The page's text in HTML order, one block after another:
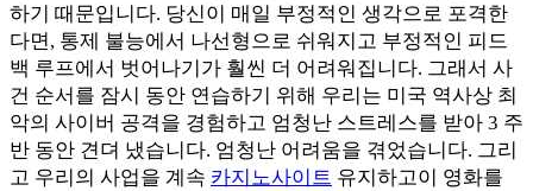
하기 때문입니다. 당신이 매일 부정적인 생각으로 포격한
다면, 통제 불능에서 나선형으로 쉬워지고 부정적인 피드
백 루프에서 벗어나기가 훨씬 더 어려워집니다. 그래서 사
건 순서를 잠시 동안 연습하기 위해 우리는 미국 역사상 최
악의 사이버 공격을 경험하고 엄청난 스트레스를 받아 3 주
반 동안 견뎌 냈습니다. 엄청난 어려움을 겪었습니다. 그리
고 우리의 사업을 계속 카지노사이트 유지하고이 영화를